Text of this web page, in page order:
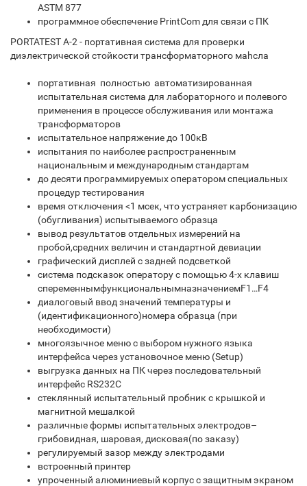
ASTM 877
программное обеспечение PrintCom для связи с ПК
PORTATEST A-2 - портативная система для проверки
диэлектрической стойкости трансформаторного маhсла
портативная полностью автоматизированная
испытательная система для лабораторного и полевого
применения в процессе обслуживания или монтажа
трансформаторов
испытательное напряжение до 100кВ
испытания по наиболее распространенным
национальным и международным стандартам
до десяти программируемых оператором специальных
процедур тестирования
время отключения <1 мсек, что устраняет карбонизацию
(обугливания) испытываемого образца
вывод результатов отдельных измерений на
пробой,средних величин и стандартной девиации
графический дисплей с задней подсветкой
система подсказок оператору с помощью 4-х клавиш
спеременнымфункциональнымназначениемF1…F4
диалоговый ввод значений температуры и
(идентификационного)номера образца (при
необходимости)
многоязычное меню с выбором нужного языка
интерфейса через установочное меню (Setup)
выгрузка данных на ПК через последовательный
интерфейс RS232C
стеклянный испытательный пробник с крышкой и
магнитной мешалкой
различные формы испытательных электродов–
грибовидная, шаровая, дисковая(по заказу)
регулируемый зазор между электродами
встроенный принтер
упроченный алюминиевый корпус с защитным экраном